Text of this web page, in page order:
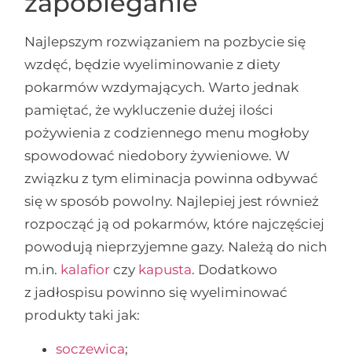
Najlepszym rozwiązaniem na pozbycie się
wzdęć, będzie wyeliminowanie z diety
pokarmów wzdymających. Warto jednak
pamiętać, że wykluczenie dużej ilości
pożywienia z codziennego menu mogłoby
spowodować niedobory żywieniowe. W
związku z tym eliminacja powinna odbywać
się w sposób powolny. Najlepiej jest również
rozpocząć ją od pokarmów, które najczęściej
powodują nieprzyjemne gazy. Należą do nich
m.in. kalafior czy kapusta. Dodatkowo
z jadłospisu powinno się wyeliminować
produkty taki jak:
soczewica;